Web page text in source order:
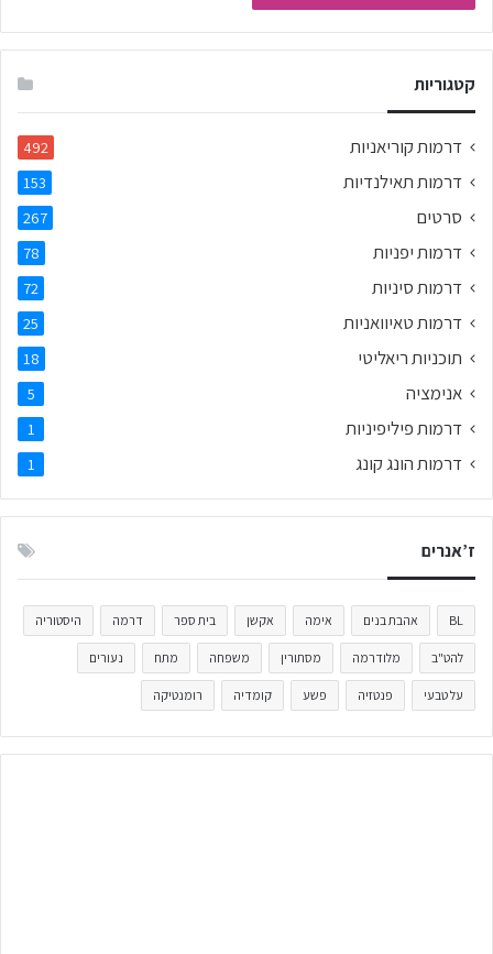
קטגוריות
דרמות קוריאניות 492
דרמות תאילנדיות 153
סרטים 267
דרמות יפניות 78
דרמות סיניות 72
דרמות טאיוואניות 25
תוכניות ריאליטי 18
אנימציה 5
דרמות פיליפיניות 1
דרמות הונג קונג 1
ז’אנרים
BL אהבת בנים אימה אקשן בית ספר דרמה היסטוריה
להט"ב מלודרמה מסתורין משפחה מתח נעורים
על טבעי פנטזיה פשע קומדיה רומנטיקה